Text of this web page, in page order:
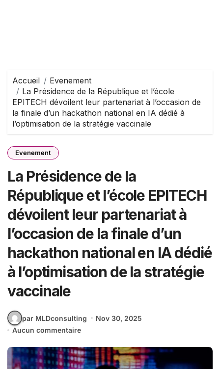
Accueil
Evenement
La Présidence de la République et l’école
EPITECH dévoilent leur partenariat à l’occasion de
la finale d’un hackathon national en IA dédié à
l’optimisation de la stratégie vaccinale
Evenement
La Présidence de la
République et l’école EPITECH
dévoilent leur partenariat à
l’occasion de la finale d’un
hackathon national en IA dédié
à l’optimisation de la stratégie
vaccinale
par MLDconsulting
Nov 30, 2025
Aucun commentaire